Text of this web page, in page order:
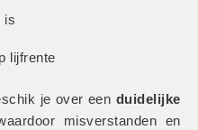
is
lijfrente
je over een duidelijke
misverstanden en